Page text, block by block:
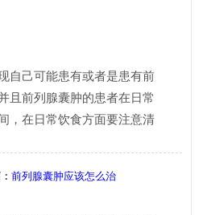
自己可能患有或者是患有前
且前列腺囊肿的患者在日常
，在日常饮食方面要注意清
前列腺囊肿应该怎么治